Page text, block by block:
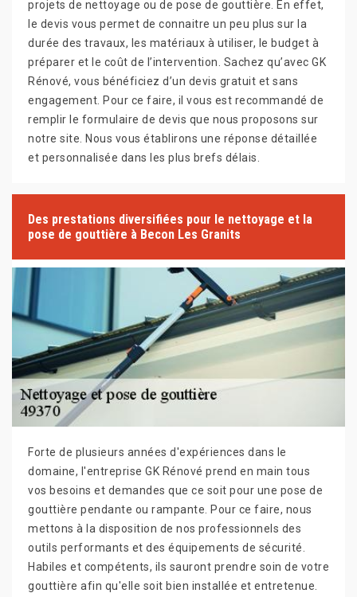
projets de nettoyage ou de pose de gouttière. En effet,
le devis vous permet de connaitre un peu plus sur la
durée des travaux, les matériaux à utiliser, le budget à
préparer et le coût de l’intervention. Sachez qu’avec GK
Rénové, vous bénéficiez d’un devis gratuit et sans
engagement. Pour ce faire, il vous est recommandé de
remplir le formulaire de devis que nous proposons sur
notre site. Nous vous établirons une réponse détaillée
et personnalisée dans les plus brefs délais.
Des prestations diversifiées pour le nettoyage et la
pose de gouttière à Becon Les Granits
Forte de plusieurs années d'expériences dans le
domaine, l'entreprise GK Rénové prend en main tous
vos besoins et demandes que ce soit pour une pose de
gouttière pendante ou rampante. Pour ce faire, nous
mettons à la disposition de nos professionnels des
outils performants et des équipements de sécurité.
Habiles et compétents, ils sauront prendre soin de votre
gouttière afin qu'elle soit bien installée et entretenue.